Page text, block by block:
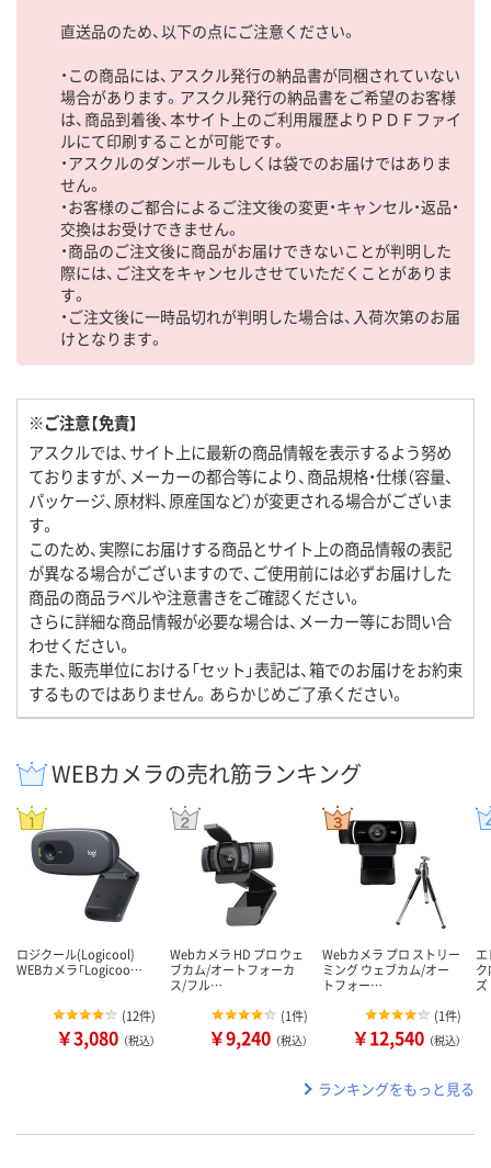
直送品のため、以下の点にご注意ください。
・この商品には、アスクル発行の納品書が同梱されていない
場合があります。アスクル発行の納品書をご希望のお客様
は、商品到着後、本サイト上のご利用履歴よりＰＤＦファイ
ルにて印刷することが可能です。
・アスクルのダンボールもしくは袋でのお届けではありま
せん。
・お客様のご都合によるご注文後の変更・キャンセル・返品・
交換はお受けできません。
・商品のご注文後に商品がお届けできないことが判明した
際には、ご注文をキャンセルさせていただくことがありま
す。
・ご注文後に一時品切れが判明した場合は、入荷次第のお届
けとなります。
※ご注意【免責】
アスクルでは、サイト上に最新の商品情報を表示するよう努め
ておりますが、メーカーの都合等により、商品規格・仕様（容量、
パッケージ、原材料、原産国など）が変更される場合がございま
す。
このため、実際にお届けする商品とサイト上の商品情報の表記
が異なる場合がございますので、ご使用前には必ずお届けした
商品の商品ラベルや注意書きをご確認ください。
さらに詳細な商品情報が必要な場合は、メーカー等にお問い合
わせください。
また、販売単位における「セット」表記は、箱でのお届けをお約束
するものではありません。あらかじめご了承ください。
WEBカメラの売れ筋ランキング
ロジクール(Logicool)
WEBカメラ「Logicoo…
(12件)
￥3,080 （税込）
Webカメラ HD プロ ウェ
ブカム/オートフォーカ
ス/フル…
(1件)
￥9,240 （税込）
Webカメラ プロ ストリー
ミング ウェブカム/オー
トフォー…
(1件)
￥12,540 （税込）
ランキングをもっと見る